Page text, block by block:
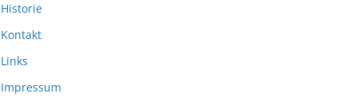
Historie
Kontakt
Links
Impressum